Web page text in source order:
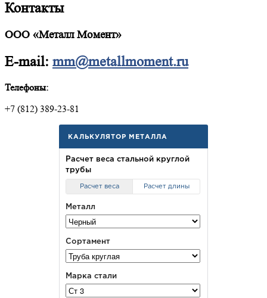
Контакты
ООО «Металл Момент»
E-mail: mm@metallmoment.ru
Телефоны:
+7 (812) 389-23-81